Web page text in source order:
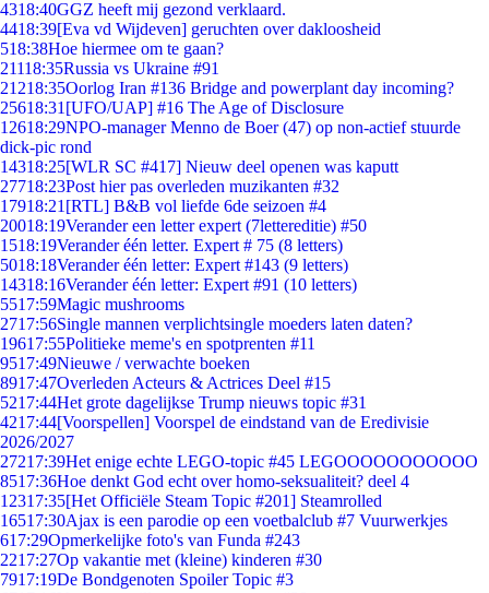
4318:40GGZ heeft mij gezond verklaard.
4418:39[Eva vd Wijdeven] geruchten over dakloosheid
518:38Hoe hiermee om te gaan?
21118:35Russia vs Ukraine #91
21218:35Oorlog Iran #136 Bridge and powerplant day incoming?
25618:31 [UFO/UAP] #16 The Age of Disclosure
12618:29NPO-manager Menno de Boer (47) op non-actief stuurde
dick-pic rond
14318:25[WLR SC #417] Nieuw deel openen was kaputt
27718:23Post hier pas overleden muzikanten #32
17918:21 [RTL] B&B vol liefde 6de seizoen #4
20018:19Verander een letter expert (7lettereditie) #50
1518:19Verander één letter. Expert # 75 (8 letters)
5018:18Verander één letter: Expert #143 (9 letters)
14318:16Verander één letter: Expert #91 (10 letters)
5517:59Magic mushrooms
2717:56Single mannen verplichtsingle moeders laten daten?
19617:55Politieke meme's en spotprenten #11
9517:49Nieuwe / verwachte boeken
8917:47Overleden Acteurs & Actrices Deel #15
5217:44Het grote dagelijkse Trump nieuws topic #31
4217:44[Voorspellen] Voorspel de eindstand van de Eredivisie
2026/2027
27217:39Het enige echte LEGO-topic #45 LEGOOOOOOOOOOO
8517:36Hoe denkt God echt over homo-seksualiteit? deel 4
12317:35[Het Officiële Steam Topic #201] Steamrolled
16517:30Ajax is een parodie op een voetbalclub #7 Vuurwerkjes
617:29Opmerkelijke foto's van Funda #243
2217:27Op vakantie met (kleine) kinderen #30
7917:19De Bondgenoten Spoiler Topic #3